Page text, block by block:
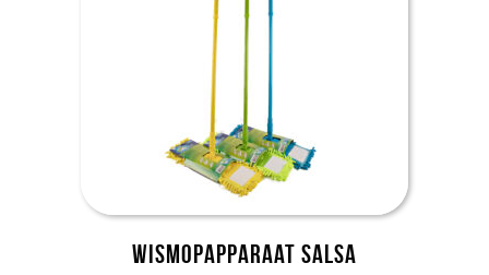
Wismopapparaat Salsa